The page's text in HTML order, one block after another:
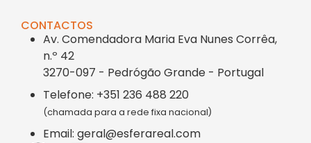
CONTACTOS
Av. Comendadora Maria Eva Nunes Corrêa,
n.º 42
3270-097 - Pedrógão Grande - Portugal
Telefone: +351 236 488 220
(chamada para a rede fixa nacional)
Email: geral@esferareal.com